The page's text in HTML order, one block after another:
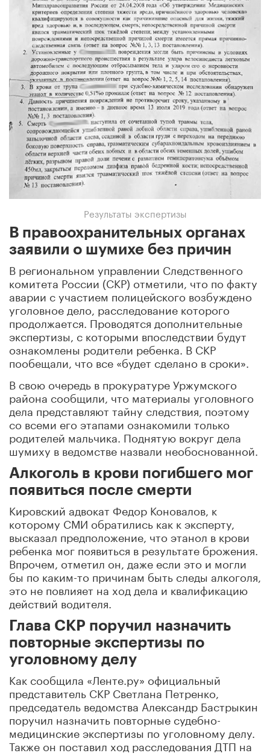
Результаты экспертизы
В правоохранительных органах
заявили о шумихе без причин
В региональном управлении Следственного
комитета России (СКР) отметили, что по факту
аварии с участием полицейского возбуждено
уголовное дело, расследование которого
продолжается. Проводятся дополнительные
экспертизы, с которыми впоследствии будут
ознакомлены родители ребенка. В СКР
пообещали, что все «будет сделано в сроки».
В свою очередь в прокуратуре Уржумского
района сообщили, что материалы уголовного
дела представляют тайну следствия, поэтому
со всеми его этапами ознакомили только
родителей мальчика. Поднятую вокруг дела
шумиху в ведомстве назвали необоснованной.
Алкоголь в крови погибшего мог
появиться после смерти
Кировский адвокат Федор Коновалов, к
которому СМИ обратились как к эксперту,
высказал предположение, что этанол в крови
ребенка мог появиться в результате брожения.
Впрочем, отметил он, даже если это и могли
бы по каким-то причинам быть следы алкоголя,
это не повлияет на ход дела и квалификацию
действий водителя.
Глава СКР поручил назначить
повторные экспертизы по
уголовному делу
Как сообщила «Ленте.ру» официальный
представитель СКР Светлана Петренко,
председатель ведомства Александр Бастрыкин
поручил назначить повторные судебно-
медицинские экспертизы по уголовному делу.
Также он поставил ход расследования ДТП на